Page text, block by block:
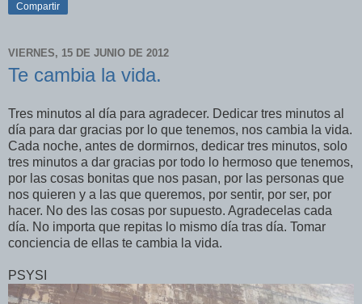
Compartir
VIERNES, 15 DE JUNIO DE 2012
Te cambia la vida.
Tres minutos al día para agradecer. Dedicar tres minutos al
día para dar gracias por lo que tenemos, nos cambia la vida.
Cada noche, antes de dormirnos, dedicar tres minutos, solo
tres minutos a dar gracias por todo lo hermoso que tenemos,
por las cosas bonitas que nos pasan, por las personas que
nos quieren y a las que queremos, por sentir, por ser, por
hacer. No des las cosas por supuesto. Agradecelas cada
día. No importa que repitas lo mismo día tras día. Tomar
conciencia de ellas te cambia la vida.
PSYSI